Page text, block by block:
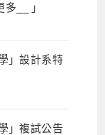
__ 」
」設計系特
」複試公告